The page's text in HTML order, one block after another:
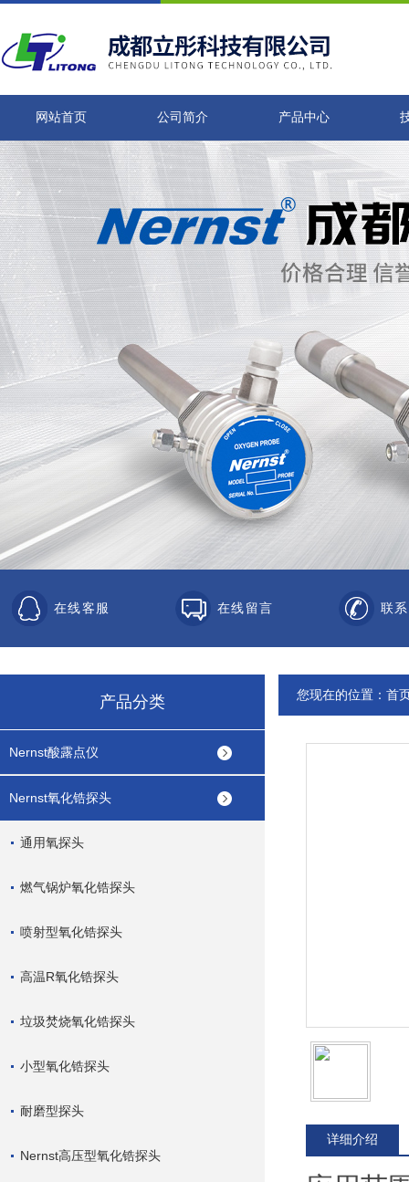
网站首页 公司简介 产品中心
在线客服 在线留言 联
产品分类
Nernst酸露点仪
Nernst氧化锆探头
通用氧探头
燃气锅炉氧化锆探头
喷射型氧化锆探头
高温R氧化锆探头
垃圾焚烧氧化锆探头
小型氧化锆探头
耐磨型探头
Nernst高压型氧化锆探头
您现在的位置： 首
详细介绍